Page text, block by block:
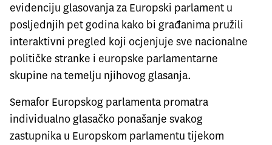
evidenciju glasovanja za Europski parlament u
posljednjih pet godina kako bi građanima pružili
interaktivni pregled koji ocjenjuje sve nacionalne
političke stranke i europske parlamentarne
skupine na temelju njihovog glasanja.
Semafor Europskog parlamenta promatra
individualno glasačko ponašanje svakog
zastupnika u Europskom parlamentu tijekom